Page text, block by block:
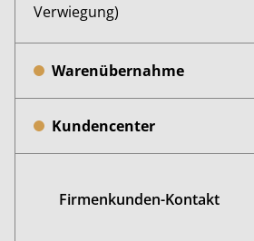
Verwiegung)
Warenübernahme
Kundencenter
Firmenkunden-Kontakt